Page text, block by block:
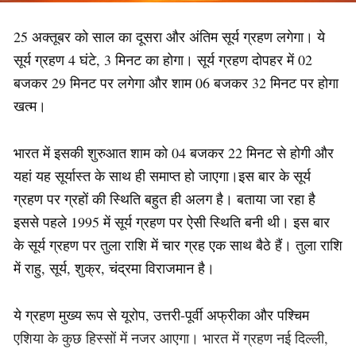
25 अक्तूबर को साल का दूसरा और अंतिम सूर्य ग्रहण लगेगा। ये
सूर्य ग्रहण 4 घंटे, 3 मिनट का होगा। सूर्य ग्रहण दोपहर में 02
बजकर 29 मिनट पर लगेगा और शाम 06 बजकर 32 मिनट पर होगा
खत्म।
भारत में इसकी शुरुआत शाम को 04 बजकर 22 मिनट से होगी और
यहां यह सूर्यास्त के साथ ही समाप्त हो जाएगा।इस बार के सूर्य
ग्रहण पर ग्रहों की स्थिति बहुत ही अलग है। बताया जा रहा है
इससे पहले 1995 में सूर्य ग्रहण पर ऐसी स्थिति बनी थी। इस बार
के सूर्य ग्रहण पर तुला राशि में चार ग्रह एक साथ बैठे हैं। तुला राशि
में राहु, सूर्य, शुक्र, चंद्रमा विराजमान है।
ये ग्रहण मुख्य रूप से यूरोप, उत्तरी-पूर्वी अफ्रीका और पश्चिम
एशिया के कुछ हिस्सों में नजर आएगा। भारत में ग्रहण नई दिल्ली,